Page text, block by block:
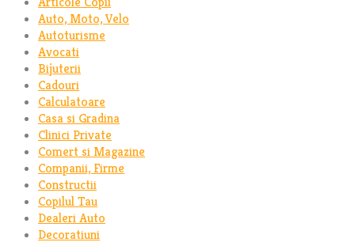
Auto, Moto, Velo
Autoturisme
Avocati
Bijuterii
Cadouri
Calculatoare
Casa si Gradina
Clinici Private
Comert si Magazine
Companii, Firme
Constructii
Copilul Tau
Dealeri Auto
Decoratiuni